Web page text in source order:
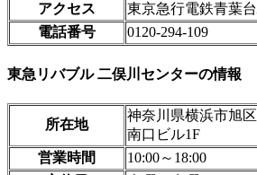
アクセス
東京急行電鉄青葉
電話番号
0120-294-109
東急リバブル 二俣川センターの情報
所在地
神奈川県横浜市旭区
南口ビル1F
営業時間
10:00～18:00